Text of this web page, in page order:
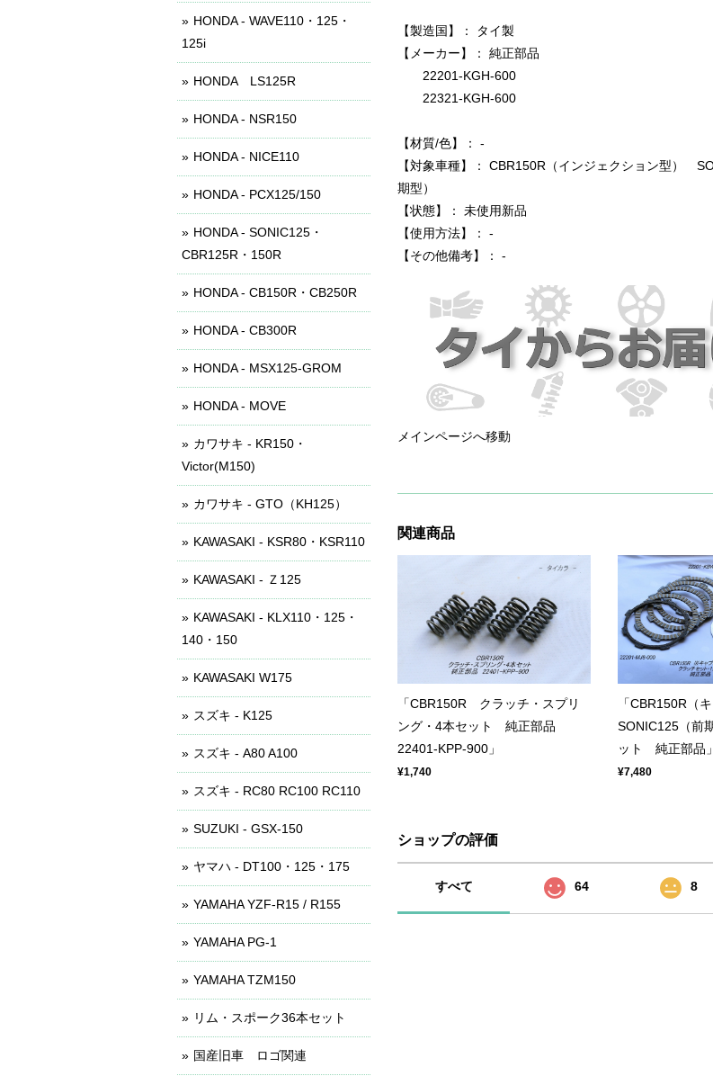
【製造国】： タイ製
【メーカー】： 純正部品
22201-KGH-600
22321-KGH-600
【材質/色】： -
【対象車種】： CBR150R（インジェクション型）
期型）
【状態】： 未使用新品
【使用方法】： -
【その他備考】： -
メインページへ移動
関連商品
「CBR150R クラッチ・スプリ
ング・4本セット 純正部品
22401-KPP-900」
¥1,740
「CBR150R（
SONIC125（前
ット 純正部品」
¥7,480
ショップの評価
すべて 64 8
HONDA - WAVE110・125・
125i
HONDA LS125R
HONDA - NSR150
HONDA - NICE110
HONDA - PCX125/150
HONDA - SONIC125・
CBR125R・150R
HONDA - CB150R・CB250R
HONDA - CB300R
HONDA - MSX125-GROM
HONDA - MOVE
カワサキ - KR150・
Victor(M150)
カワサキ - GTO（KH125）
KAWASAKI - KSR80・KSR110
KAWASAKI - Ｚ125
KAWASAKI - KLX110・125・
140・150
KAWASAKI W175
スズキ - K125
スズキ - A80 A100
スズキ - RC80 RC100 RC110
SUZUKI - GSX-150
ヤマハ - DT100・125・175
YAMAHA YZF-R15 / R155
YAMAHA PG-1
YAMAHA TZM150
リム・スポーク36本セット
国産旧車 ロゴ関連